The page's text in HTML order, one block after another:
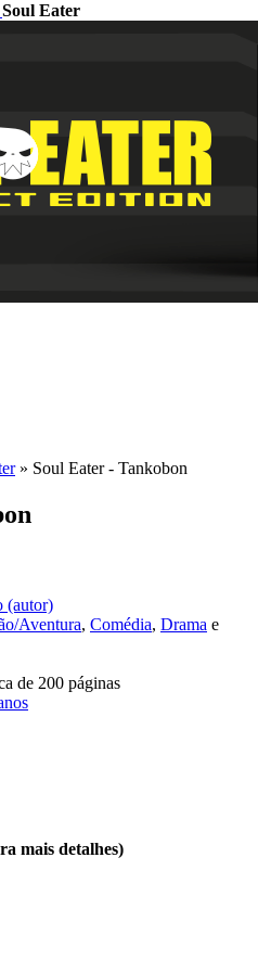
Soul Eater
» Soul Eater - Tankobon
(autor)
Aventura, Comédia, Drama e
de 200 páginas
mais detalhes)